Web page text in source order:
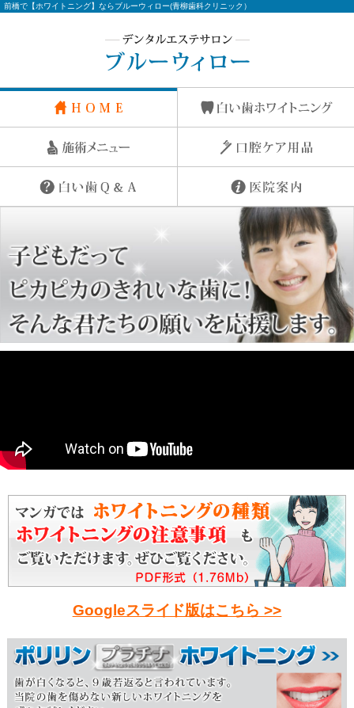
前橋で【ホワイトニング】ならブルーウィロー(青柳歯科クリニック）
Googleスライド版はこちら >>